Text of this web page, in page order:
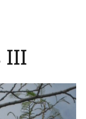
III